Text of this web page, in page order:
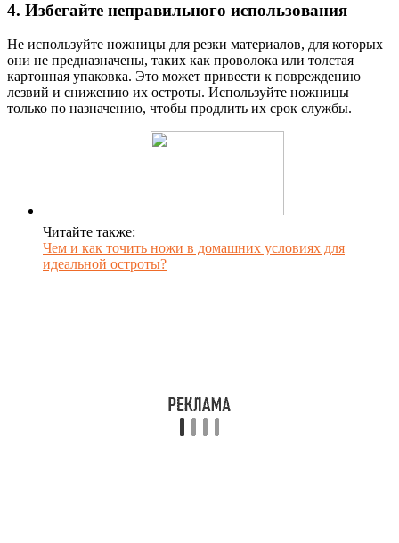
4. Избегайте неправильного использования
Не используйте ножницы для резки материалов, для которых
они не предназначены, таких как проволока или толстая
картонная упаковка. Это может привести к повреждению
лезвий и снижению их остроты. Используйте ножницы
только по назначению, чтобы продлить их срок службы.
Читайте также:
Чем и как точить ножи в домашних условиях для
идеальной остроты?